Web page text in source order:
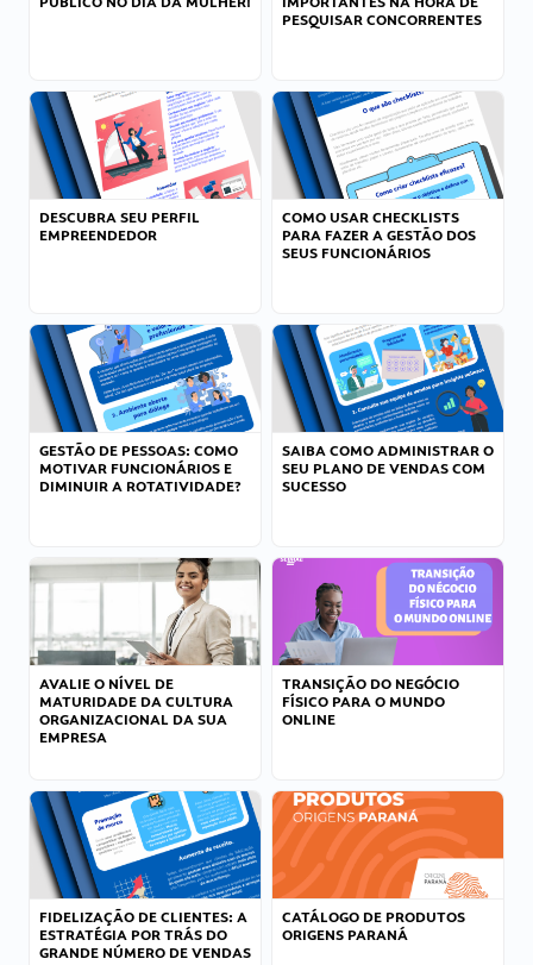
PESQUISAR CONCORRENTES
DESCUBRA SEU PERFIL
EMPREENDEDOR
COMO USAR CHECKLISTS
PARA FAZER A GESTÃO DOS
SEUS FUNCIONÁRIOS
GESTÃO DE PESSOAS: COMO
MOTIVAR FUNCIONÁRIOS E
DIMINUIR A ROTATIVIDADE?
SAIBA COMO ADMINISTRAR O
SEU PLANO DE VENDAS COM
SUCESSO
AVALIE O NÍVEL DE
MATURIDADE DA CULTURA
ORGANIZACIONAL DA SUA
EMPRESA
TRANSIÇÃO DO NEGÓCIO
FÍSICO PARA O MUNDO
ONLINE
FIDELIZAÇÃO DE CLIENTES: A
ESTRATÉGIA POR TRÁS DO
GRANDE NÚMERO DE VENDAS
CATÁLOGO DE PRODUTOS
ORIGENS PARANÁ